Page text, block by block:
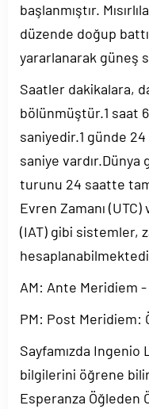
başlanmıştır.
düzende doğup
yararlanarak güneş
Saatler dakikalara,
bölünmüştür.1 saat
saniyedir.1 günde
saniye
turunu 24 saatte
Evren Zamanı
(IAT) gibi sistemler,
AM: Ante Meridiem
PM: Post Meridiem:
Sayfamızda Ingenio
bilgilerini öğrene
Esperanza Öğleden